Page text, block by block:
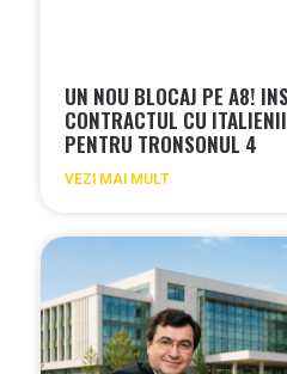
UN NOU BLOCAJ PE A8!
CONTRACTUL CU
PENTRU TRONSONUL 4
VEZI MAI MULT